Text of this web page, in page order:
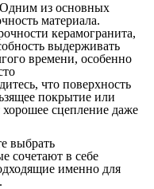
Одним из основных
материала.
керамогранита,
выдерживать
времени, особенно
что поверхность
покрытие или
хорошее сцепление даже
выбрать
сочетают в себе
именно для